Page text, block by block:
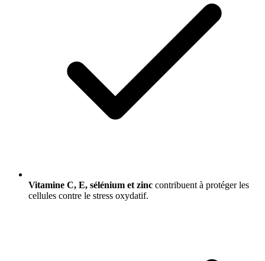
Vitamine C, E, sélénium et zinc contribuent à protéger les
cellules contre le stress oxydatif.